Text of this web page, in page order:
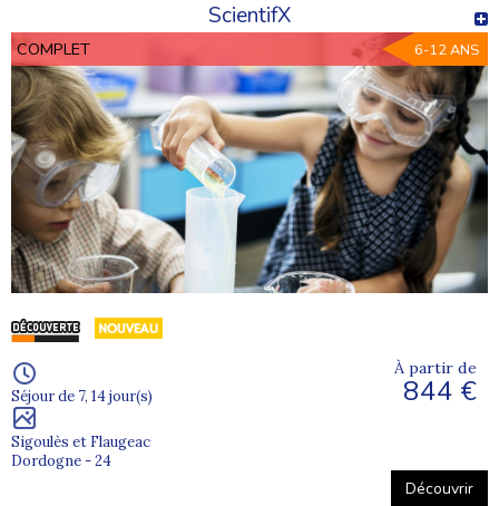
ScientifX
COMPLET 6-12 ANS
Séjour de 7, 14 jour(s)
Sigoulès et Flaugeac
Dordogne - 24
À partir de
844 €
Découvrir